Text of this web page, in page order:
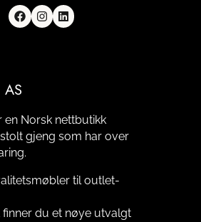
en Norsk nettbutikk
gjeng som har over
til outlet-
finner du et nøye utvalgt